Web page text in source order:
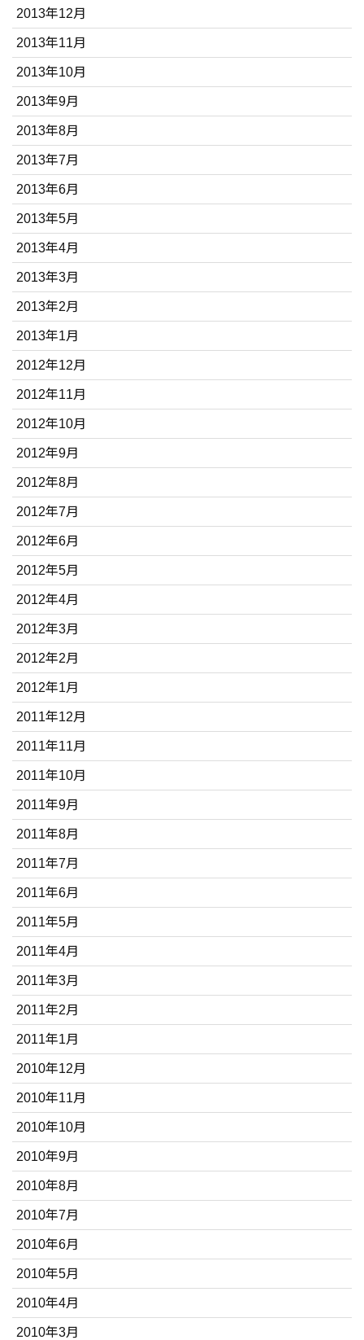
2013年12月
2013年11月
2013年10月
2013年9月
2013年8月
2013年7月
2013年6月
2013年5月
2013年4月
2013年3月
2013年2月
2013年1月
2012年12月
2012年11月
2012年10月
2012年9月
2012年8月
2012年7月
2012年6月
2012年5月
2012年4月
2012年3月
2012年2月
2012年1月
2011年12月
2011年11月
2011年10月
2011年9月
2011年8月
2011年7月
2011年6月
2011年5月
2011年4月
2011年3月
2011年2月
2011年1月
2010年12月
2010年11月
2010年10月
2010年9月
2010年8月
2010年7月
2010年6月
2010年5月
2010年4月
2010年3月